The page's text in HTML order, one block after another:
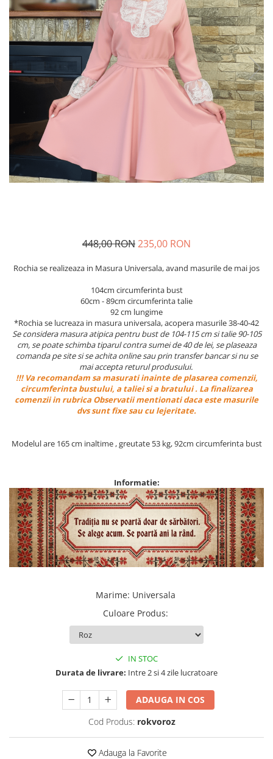
Tricouri
Treninguri
Ii traditionale
Rochii traditionale
Rochii Elegante
Costume populare
Fote & Catrinte
Incaltaminte
Jucarii
448,00 RON235,00 RON
Rochia se realizeaza in Masura Universala, avand masurile de mai jos
104cm circumferinta bust
60cm - 89cm circumferinta talie
92 cm lungime
*Rochia se lucreaza in masura universala, acopera masurile 38-40-42
Se considera masura atipica pentru bust de 104-115 cm si talie 90-105
cm, se poate schimba tiparul contra sumei de 40 de lei, se plaseaza
comanda pe site si se achita online sau prin transfer bancar si nu se
mai accepta returul produsului.
!!! Va recomandam sa masurati inainte de plasarea comenzii,
circumferinta bustului, a taliei si a bratului . La finalizarea
comenzii in rubrica Observatii mentionati daca este masurile
dvs sunt fixe sau cu lejeritate.
Modelul are 165 cm inaltime , greutate 53 kg, 92cm circumferinta bust
Informatie:
Marime: Universala
Culoare Produs:
IN STOC
Durata de livrare: Intre 2 si 4 zile lucratoare
ADAUGA IN COS
Cod Produs: rokvoroz
Adauga la Favorite